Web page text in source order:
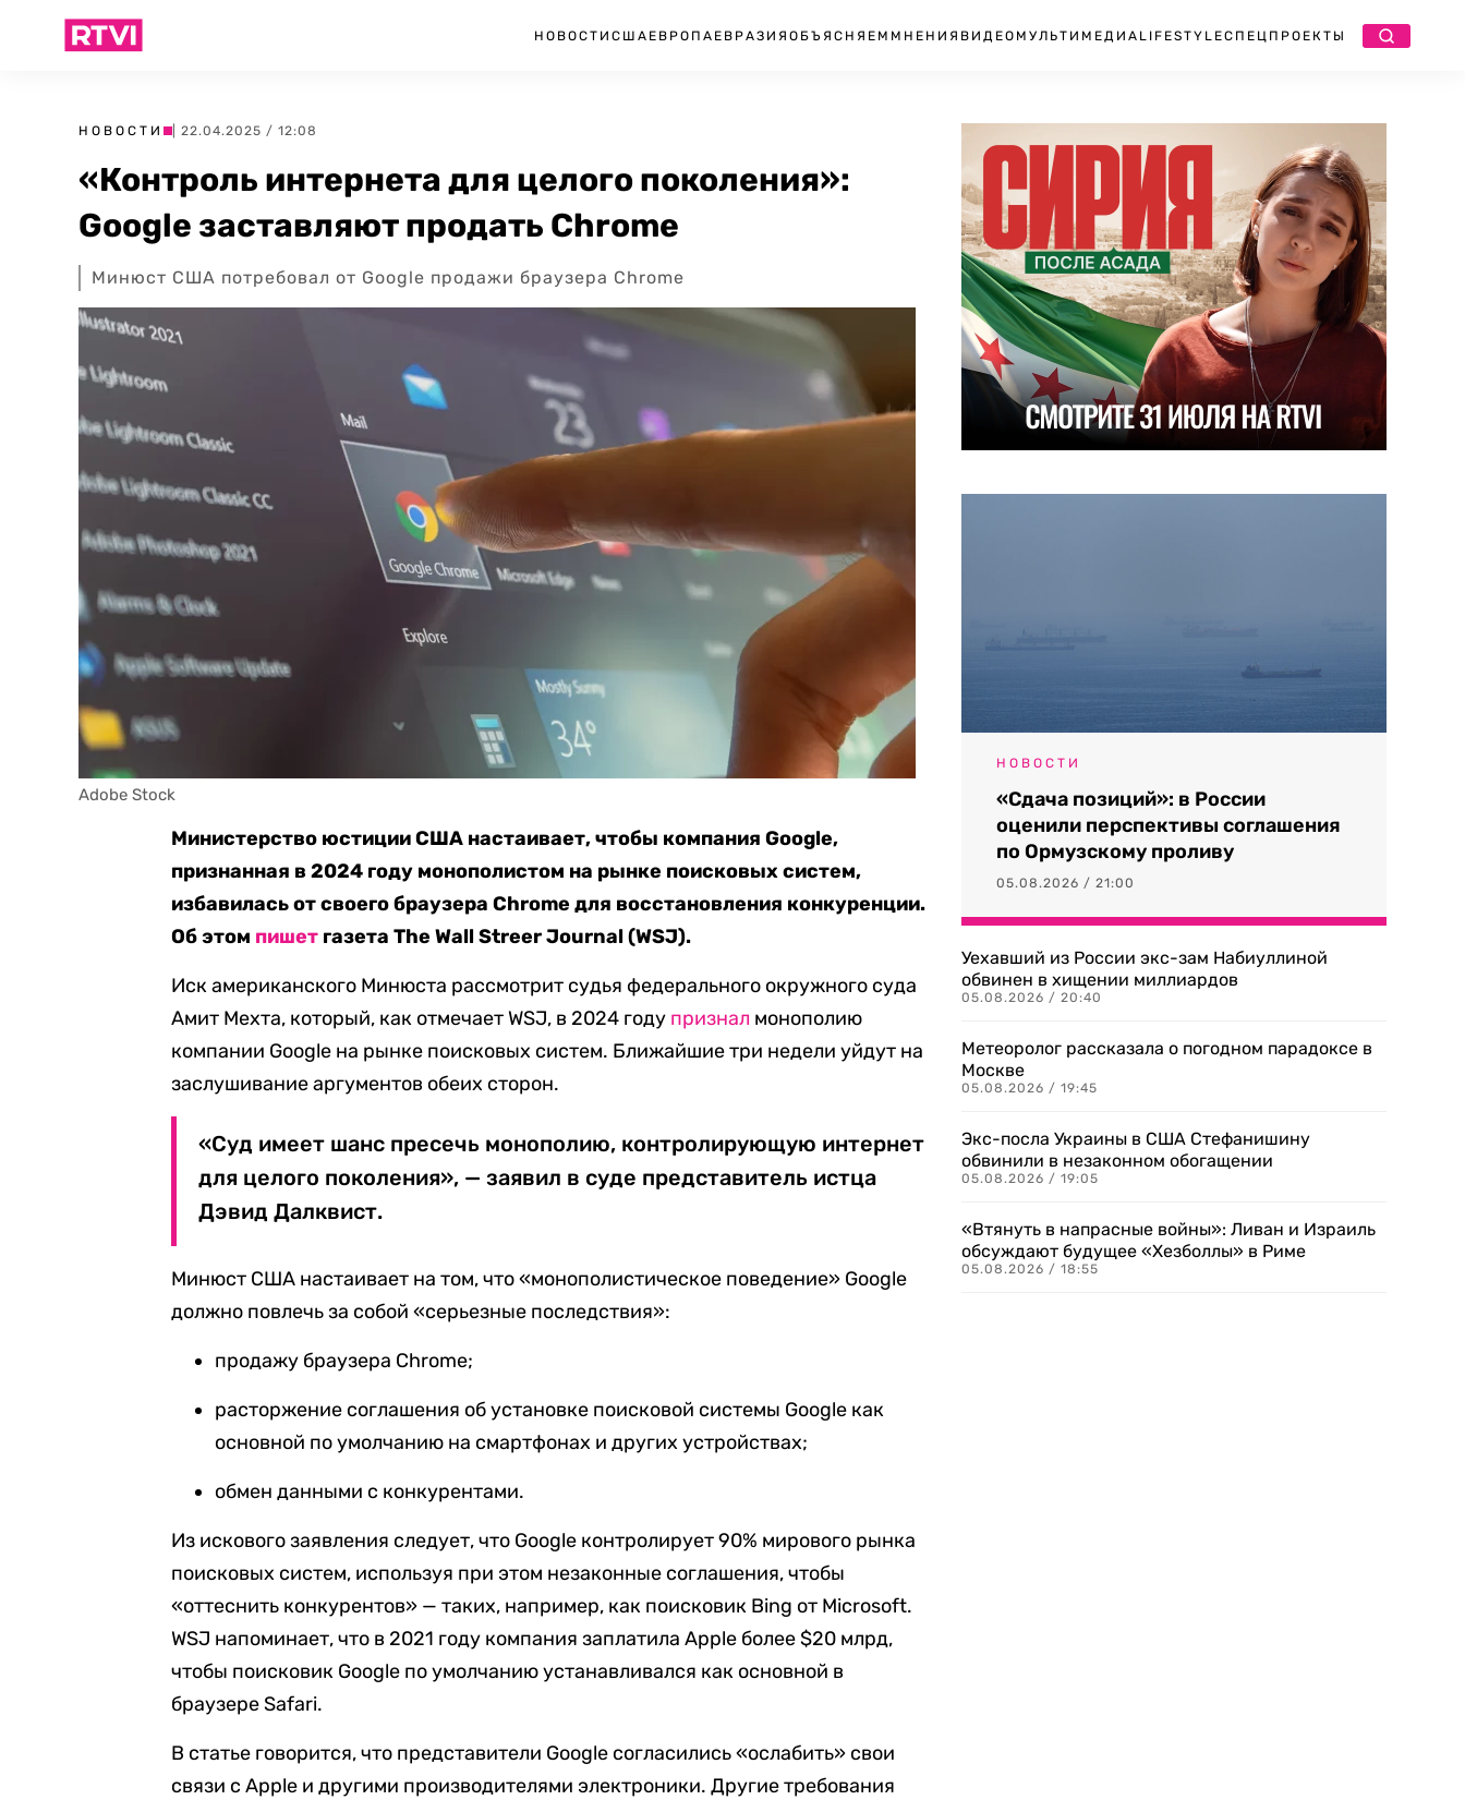
НОВОСТИ США ЕВРОПА ЕВРАЗИЯ ОБЪЯСНЯЕМ МНЕНИЯ ВИДЕО МУЛЬТИМЕДИА LIFESTYLEСПЕЦПРОЕКТЫ
НОВОСТИ | 22.04.2025 / 12:08
«Контроль интернета для целого поколения»:
Google заставляют продать Chrome
Минюст США потребовал от Google продажи браузера Chrome
Adobe Stock
Министерство юстиции США настаивает, чтобы компания Google,
признанная в 2024 году монополистом на рынке поисковых систем,
избавилась от своего браузера Chrome для восстановления конкуренции.
Об этом пишет газета The Wall Streer Journal (WSJ).
Иск американского Минюста рассмотрит судья федерального окружного суда
Амит Мехта, который, как отмечает WSJ, в 2024 году признал монополию
компании Google на рынке поисковых систем. Ближайшие три недели уйдут на
заслушивание аргументов обеих сторон.
«Суд имеет шанс пресечь монополию, контролирующую интернет
для целого поколения», — заявил в суде представитель истца
Дэвид Далквист.
Минюст США настаивает на том, что «монополистическое поведение» Google
должно повлечь за собой «серьезные последствия»:
продажу браузера Chrome;
расторжение соглашения об установке поисковой системы Google как
основной по умолчанию на смартфонах и других устройствах;
обмен данными с конкурентами.
Из искового заявления следует, что Google контролирует 90% мирового рынка
поисковых систем, используя при этом незаконные соглашения, чтобы
«оттеснить конкурентов» — таких, например, как поисковик Bing от Microsoft.
WSJ напоминает, что в 2021 году компания заплатила Apple более $20 млрд,
чтобы поисковик Google по умолчанию устанавливался как основной в
браузере Safari.
В статье говорится, что представители Google согласились «ослабить» свои
связи с Apple и другими производителями электроники. Другие требования
НОВОСТИ
«Сдача позиций»: в России
оценили перспективы соглашения
по Ормузскому проливу
05.08.2026 / 21:00
Уехавший из России экс-зам Набиуллиной
обвинен в хищении миллиардов
05.08.2026 / 20:40
Метеоролог рассказала о погодном парадоксе в
Москве
05.08.2026 / 19:45
Экс-посла Украины в США Стефанишину
обвинили в незаконном обогащении
05.08.2026 / 19:05
«Втянуть в напрасные войны»: Ливан и Израиль
обсуждают будущее «Хезболлы» в Риме
05.08.2026 / 18:55